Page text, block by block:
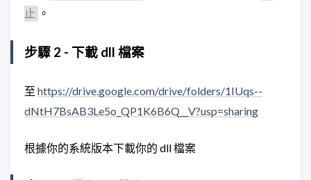
止 。
步驟 2 - 下載 dll 檔案
至 https://drive.google.com/drive/folders/1IUqs--
dNtH7BsAB3Le5o_QP1K6B6Q__V?usp=sharing
根據你的系統版本下載你的 dll 檔案